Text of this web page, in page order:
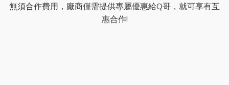
無須合作費用，廠商僅需提供專屬優惠給Q哥，就可享有互
惠合作!